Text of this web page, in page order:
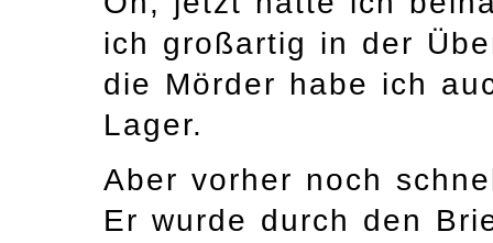
ich großartig in der
die Mörder habe ich
Lager.
Aber vorher noch
Er wurde durch den